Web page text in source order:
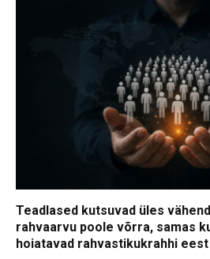
Teadlased kutsuvad üles
rahvaarvu poole võrra, samas
hoiatavad rahvastikukrahhi eest